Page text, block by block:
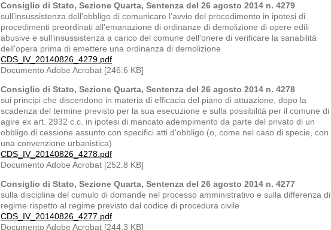
Consiglio di Stato, Sezione Quarta, Sentenza del 26 agosto 2014 n. 4279
sull’insussistenza dell’obbligo di comunicare l’avvio del procedimento in ipotesi di
procedimenti preordinati all'emanazione di ordinanze di demolizione di opere edili
abusive e sull’insussistenza a carico del comune dell'onere di verificare la sanabilità
dell'opera prima di emettere una ordinanza di demolizione
CDS_IV_20140826_4279.pdf
Documento Adobe Acrobat [246.6 KB]
Consiglio di Stato, Sezione Quarta, Sentenza del 26 agosto 2014 n. 4278
sui principi che discendono in materia di efficacia del piano di attuazione, dopo la
scadenza del termine previsto per la sua esecuzione e sulla possibilità per il comune di
agire ex art. 2932 c.c. in ipotesi di mancato adempimento da parte del privato di un
obbligo di cessione assunto con specifici atti d'obbligo (o, come nel caso di specie, con
una convenzione urbanistica)
CDS_IV_20140826_4278.pdf
Documento Adobe Acrobat [252.8 KB]
Consiglio di Stato, Sezione Quarta, Sentenza del 26 agosto 2014 n. 4277
sulla disciplina del cumulo di domande nel processo amministrativo e sulla differenza di
regime rispetto al regime previsto dal codice di procedura civile
CDS_IV_20140826_4277.pdf
Documento Adobe Acrobat [244.3 KB]